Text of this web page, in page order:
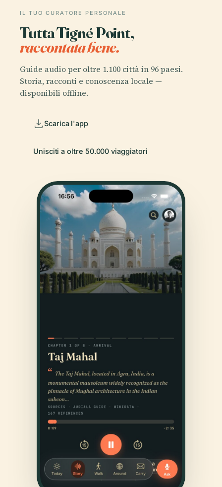
IL TUO CURATORE PERSONALE
Tutta Tigné Point,
raccontata bene.
Guide audio per oltre 1.100 città in 96 paesi.
Storia, racconti e conoscenza locale —
disponibili offline.
Scarica l'app
Unisciti a oltre 50.000 viaggiatori